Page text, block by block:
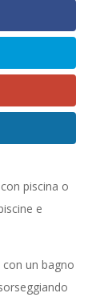
piscina o
e
con un bagno